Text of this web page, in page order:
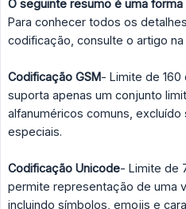
O seguinte resumo é uma
Para conhecer todos os
codificação, consulte o artigo na
Codificação GSM- Limite de
suporta apenas um conjunto
alfanuméricos comuns,
especiais.
Codificação Unicode- Limite de
permite representação de uma
incluindo símbolos, emojis e